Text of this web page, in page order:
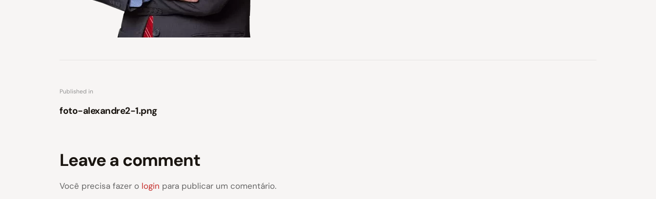
Published in
foto-alexandre2-1.png
Leave a comment
Você precisa fazer o login para publicar um comentário.